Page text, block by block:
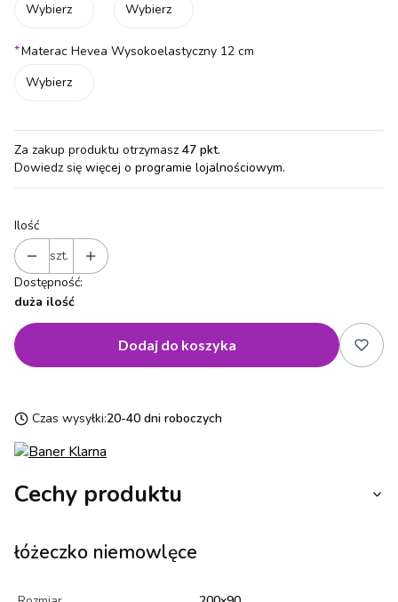
Wybierz
Wybierz
*Materac Hevea Wysokoelastyczny 12 cm
Wybierz
Za zakup produktu otrzymasz 47 pkt.
Dowiedz się więcej o programie lojalnościowym.
Ilość
szt.
Dostępność:
duża ilość
Dodaj do koszyka
Czas wysyłki:20-40 dni roboczych
Cechy produktu
łóżeczko niemowlęce